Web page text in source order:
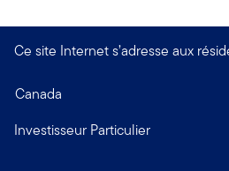
Ce site Internet s’adresse aux
Canada
Investisseur Particulier